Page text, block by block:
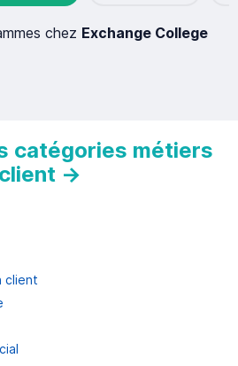
chez Exchange College
catégories métiers
→
client